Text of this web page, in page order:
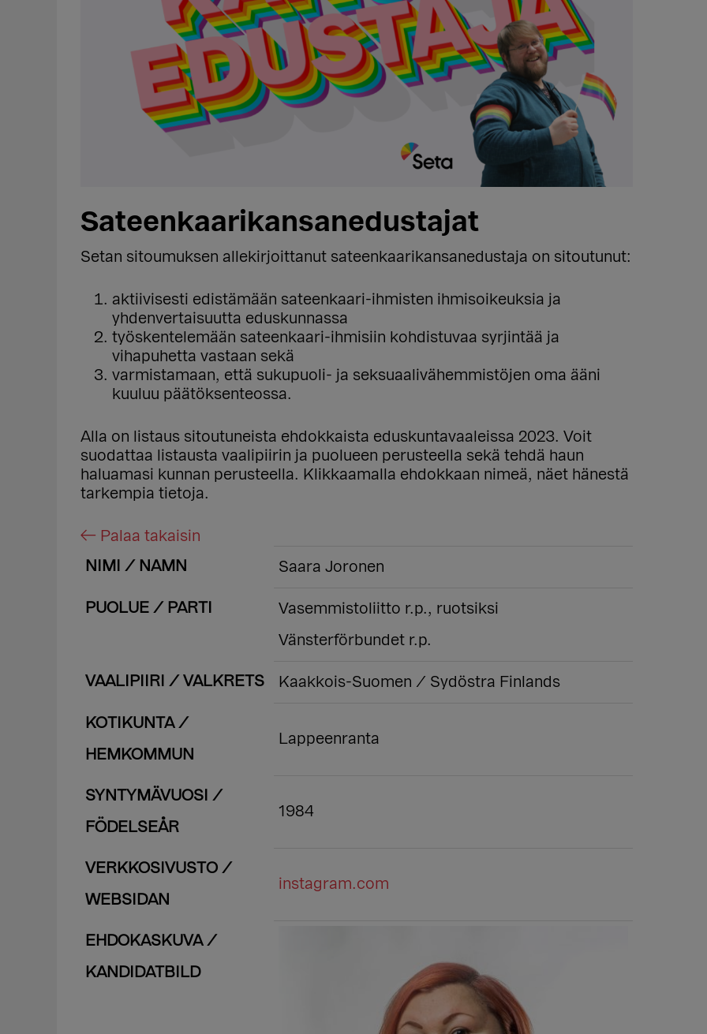
Sateenkaarikansanedustajat
Setan sitoumuksen allekirjoittanut sateenkaarikansanedustaja on sitoutunut:
aktiivisesti edistämään sateenkaari-ihmisten ihmisoikeuksia ja
yhdenvertaisuutta eduskunnassa
työskentelemään sateenkaari-ihmisiin kohdistuvaa syrjintää ja
vihapuhetta vastaan sekä
varmistamaan, että sukupuoli- ja seksuaalivähemmistöjen oma ääni
kuuluu päätöksenteossa.
Alla on listaus sitoutuneista ehdokkaista eduskuntavaaleissa 2023. Voit
suodattaa listausta vaalipiirin ja puolueen perusteella sekä tehdä haun
haluamasi kunnan perusteella. Klikkaamalla ehdokkaan nimeä, näet hänestä
tarkempia tietoja.
← Palaa takaisin
NIMI / NAMN
Saara Joronen
PUOLUE / PARTI
Vasemmistoliitto r.p., ruotsiksi
Vänsterförbundet r.p.
VAALIPIIRI / VALKRETS Kaakkois-Suomen / Sydöstra Finlands
KOTIKUNTA /
HEMKOMMUN
Lappeenranta
SYNTYMÄVUOSI /
FÖDELSEÅR
1984
VERKKOSIVUSTO /
WEBSIDAN
instagram.com
EHDOKASKUVA /
KANDIDATBILD